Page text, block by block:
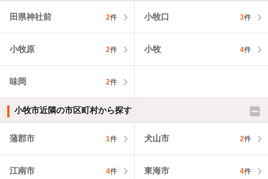
田県神社前 2件 小牧口 3件
小牧原 2件 小牧 4件
味岡 2件
小牧市近隣の市区町村から探す
蒲郡市 1件 犬山市 2件
江南市 4件 東海市 4件